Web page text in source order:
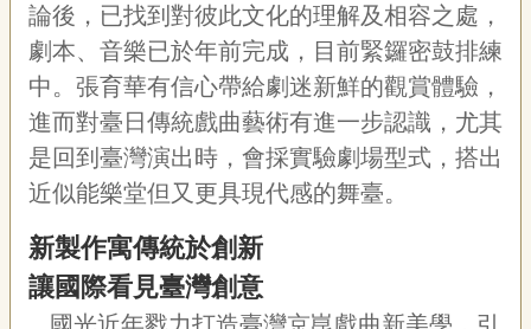
論後，已找到對彼此文化的理解及相容之處，
劇本、音樂已於年前完成，目前緊鑼密鼓排練
中。張育華有信心帶給劇迷新鮮的觀賞體驗，
進而對臺日傳統戲曲藝術有進一步認識，尤其
是回到臺灣演出時，會採實驗劇場型式，搭出
近似能樂堂但又更具現代感的舞臺。
新製作寓傳統於創新
讓國際看見臺灣創意